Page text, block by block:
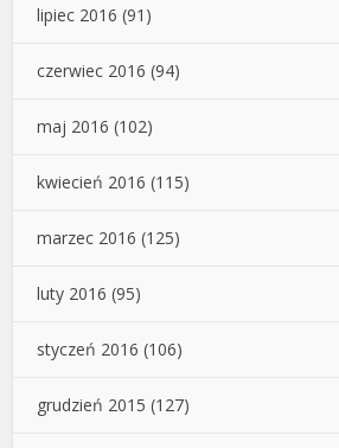
lipiec 2016 (91)
czerwiec 2016 (94)
maj 2016 (102)
kwiecień 2016 (115)
marzec 2016 (125)
luty 2016 (95)
styczeń 2016 (106)
grudzień 2015 (127)